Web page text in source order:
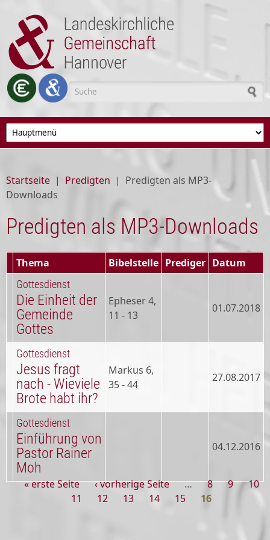
Suchformular
Startseite | Predigten | Predigten als MP3-
Downloads
Predigten als MP3-Downloads
Thema Bibelstelle Prediger Datum
Gottesdienst
Die Einheit der
Gemeinde
Gottes
Epheser 4,
11 - 13
01.07.2018
Gottesdienst
Jesus fragt
nach - Wieviele
Brote habt ihr?
Markus 6,
35 - 44
27.08.2017
Gottesdienst
Einführung von
Pastor Rainer
Moh
04.12.2016
Seiten
« erste Seite ‹ vorherige Seite … 8 9
10
11
12 13 14 15 16